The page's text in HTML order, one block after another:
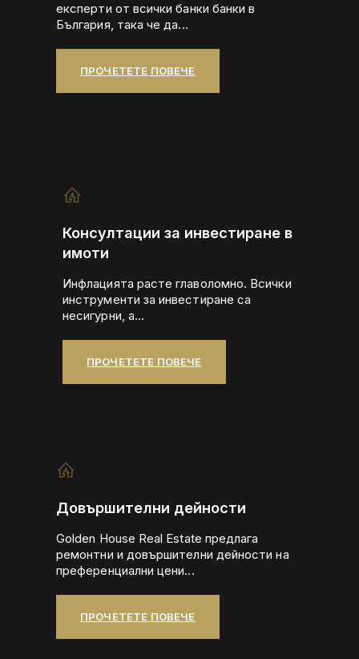
експерти от всички банки банки в
България, така че да...
ПРОЧЕТЕТЕ ПОВЕЧЕ
Консултации за инвестиране в
имоти
Инфлацията расте главоломно. Всички
инструменти за инвестиране са
несигурни, а...
ПРОЧЕТЕТЕ ПОВЕЧЕ
Довършителни дейности
Golden House Real Estate предлага
ремонтни и довършителни дейности на
преференциални цени...
ПРОЧЕТЕТЕ ПОВЕЧЕ